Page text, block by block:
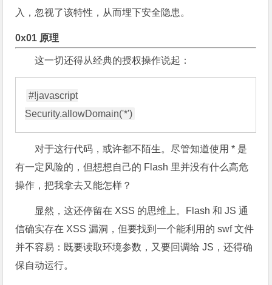
入，忽视了该特性，从而埋下安全隐患。
0x01 原理
这一切还得从经典的授权操作说起：
#!javascript
对于这行代码，或许都不陌生。尽管知道使用 * 是
有一定风险的，但想想自己的 Flash 里并没有什么高危
操作，把我拿去又能怎样？
显然，这还停留在 XSS 的思维上。Flash 和 JS 通
信确实存在 XSS 漏洞，但要找到一个能利用的 swf 文件
并不容易：既要读取环境参数，又要回调给 JS，还得确
保自动运行。